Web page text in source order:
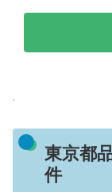
東京都
件